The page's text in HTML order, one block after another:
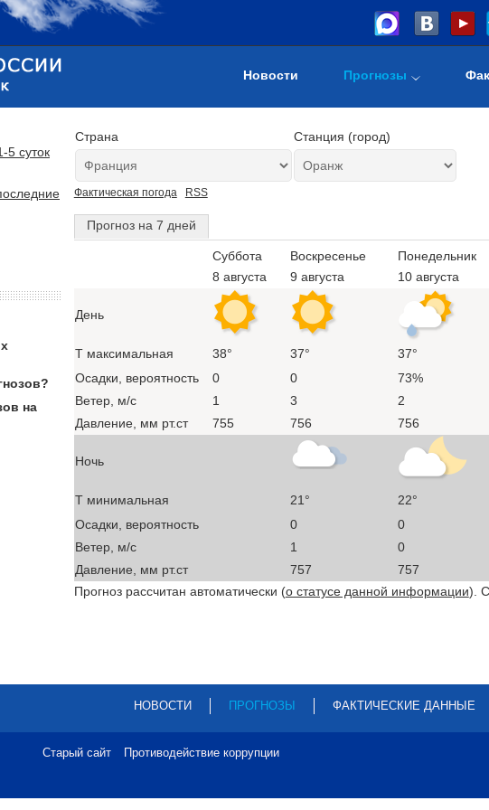
Новости Прогнозы
Страна Станция (город)
Фактическая погода RSS
Прогноз на 7 дней
Суббота
8 августа
Воскресенье
9 августа
Понедельник
10 августа
День
T максимальная 38° 37° 37°
Осадки, вероятность
0 0 73%
Ветер, м/с
1 3 2
Давление, мм рт.ст
755 756 756
Ночь
T минимальная 21° 22°
Осадки, вероятность
0 0
Ветер, м/с
1 0
Давление, мм рт.ст
757 757
Прогноз рассчитан автоматически (о статусе данной информации).
5 суток
на
НОВОСТИ ПРОГНОЗЫ ФАКТИЧЕСКИЕ ДАННЫЕ
Старый сайт Противодействие коррупции